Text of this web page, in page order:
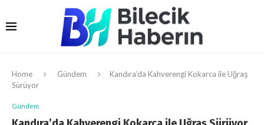
Home Gündem
Kandıra’da Kahverengi Kokarca ile Uğraş
Sürüyor
Gündem